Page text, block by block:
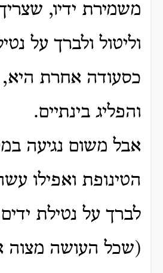
משמירת ידיו,
וליטול ולברך על
כסעודה אחרת היא,
והפליג בינתיים.
אבל משום נגיעה
הטינופת ואפילו
לברך על נטילת
(שכל העושה מצוה